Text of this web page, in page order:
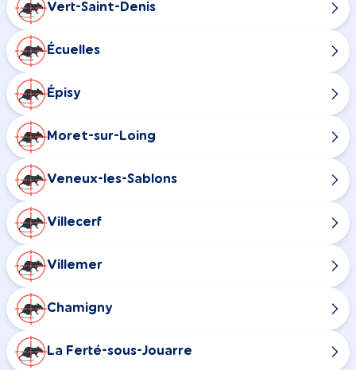
Vert-Saint-Denis
Écuelles
Épisy
Moret-sur-Loing
Veneux-les-Sablons
Villecerf
Villemer
Chamigny
La Ferté-sous-Jouarre